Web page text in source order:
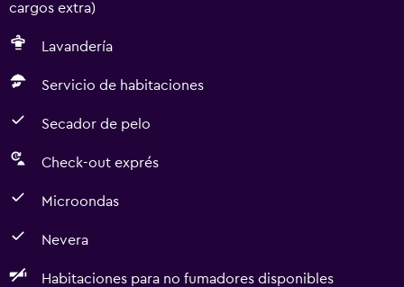
cargos extra)
Lavandería
Servicio de habitaciones
Secador de pelo
Check-out exprés
Microondas
Nevera
Habitaciones para no fumadores disponibles